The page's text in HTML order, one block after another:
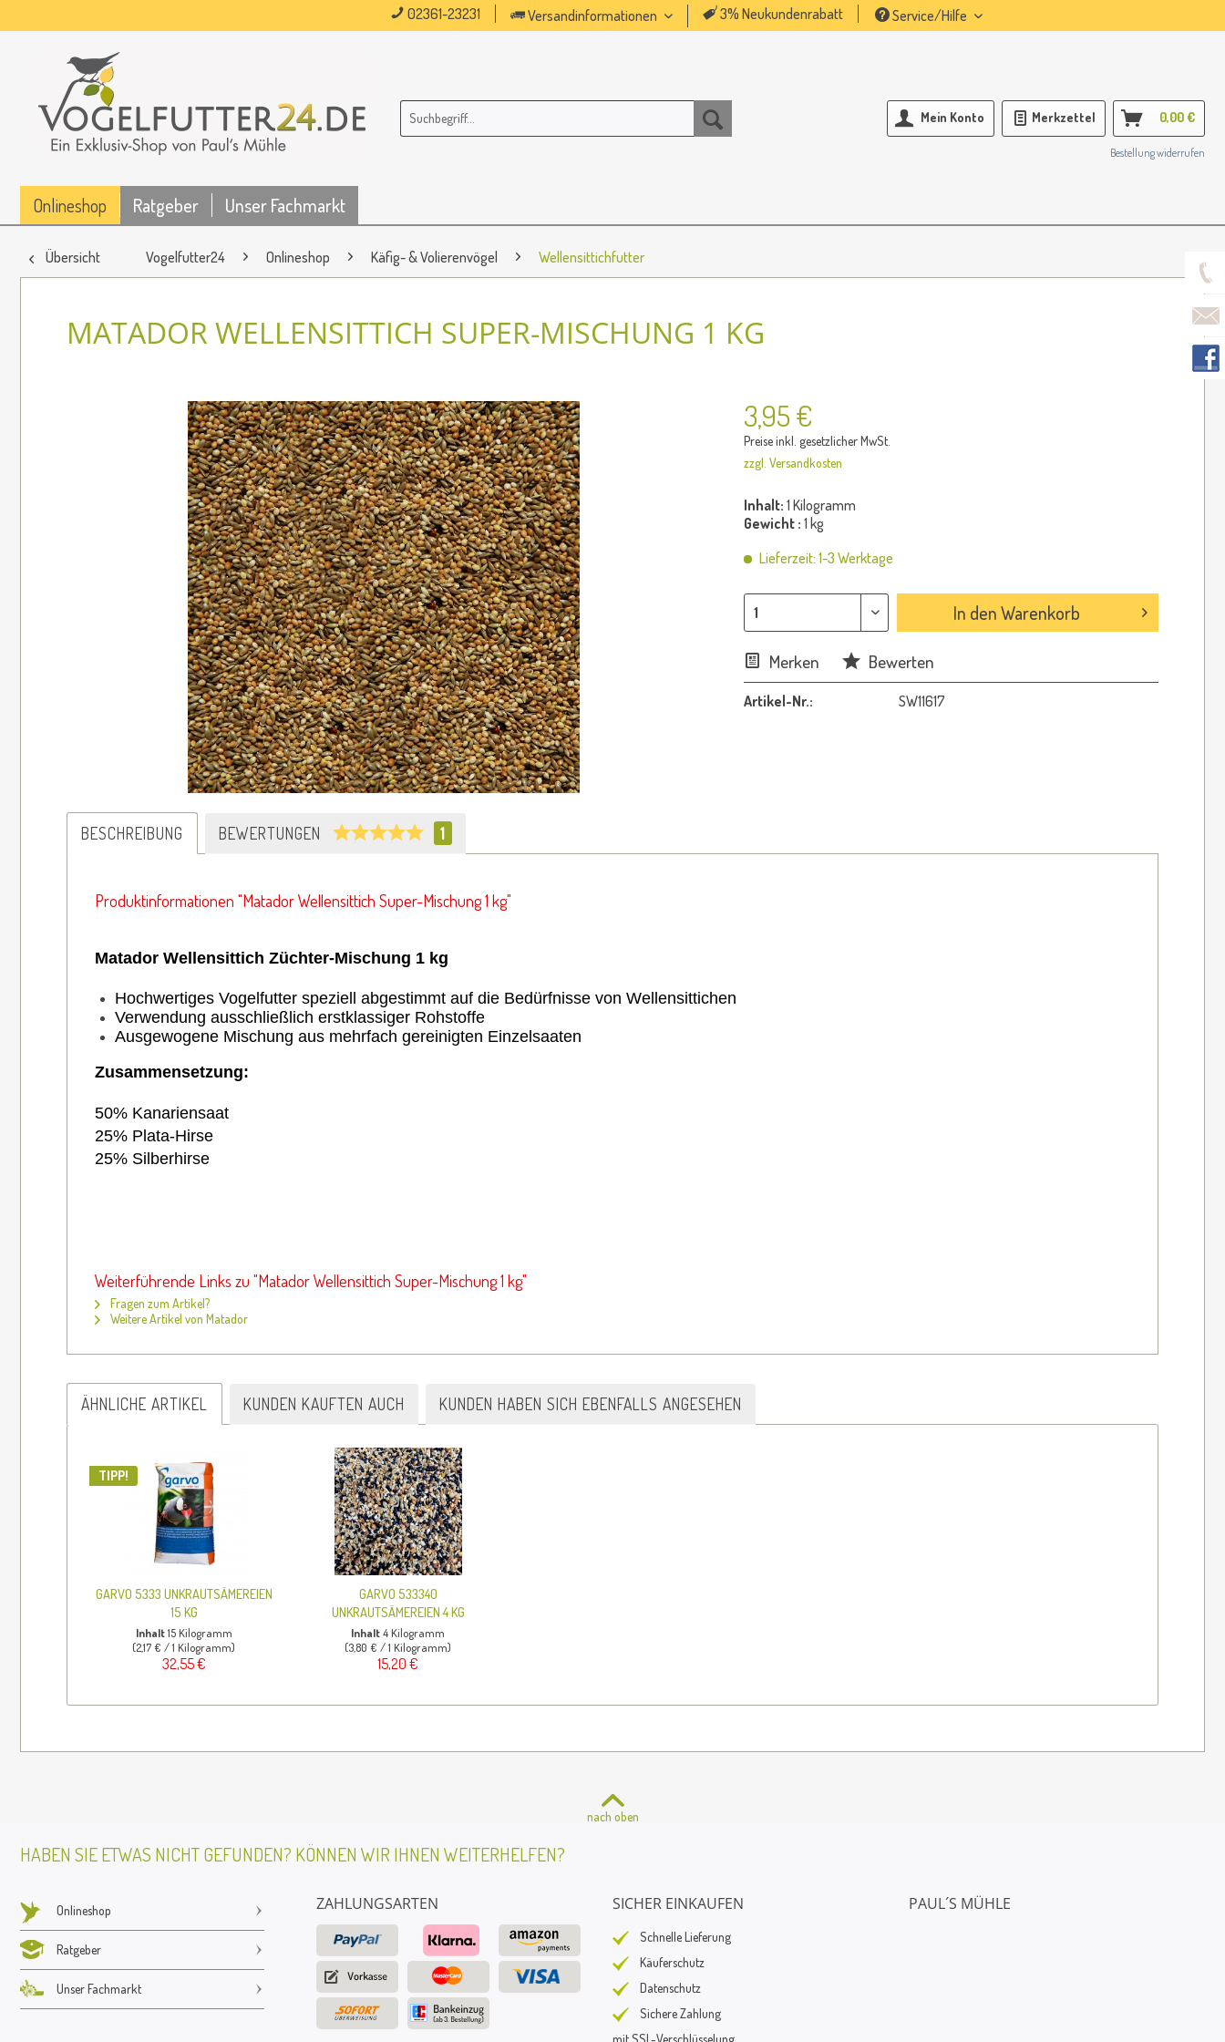
02361-23231 Versandinformationen 3% Neukundenrabatt Service/Hilfe
Mein Konto Merkzettel 0,00 €
Bestellung widerrufen
Onlineshop Ratgeber Unser Fachmarkt
Übersicht Vogelfutter24 Onlineshop Käfig- & Volierenvögel Wellensittichfutter
MATADOR WELLENSITTICH SUPER-MISCHUNG 1 KG
3,95 €
Preise inkl. gesetzlicher MwSt.
zzgl. Versandkosten
Inhalt: 1 Kilogramm
Gewicht : 1 kg
Lieferzeit: 1-3 Werktage
In denWarenkorb
Merken Bewerten
Artikel-Nr.: SW11617
BESCHREIBUNG BEWERTUNGEN 1
Produktinformationen "Matador Wellensittich Super-Mischung 1 kg"
Matador Wellensittich Züchter-Mischung 1 kg
Hochwertiges Vogelfutter speziell abgestimmt auf die Bedürfnisse von Wellensittichen
Verwendung ausschließlich erstklassiger Rohstoffe
Ausgewogene Mischung aus mehrfach gereinigten Einzelsaaten
Zusammensetzung:
50% Kanariensaat
25% Plata-Hirse
25% Silberhirse
Weiterführende Links zu "Matador Wellensittich Super-Mischung 1 kg"
Fragen zum Artikel?
Weitere Artikel von Matador
ÄHNLICHE ARTIKEL KUNDEN KAUFTEN AUCH KUNDEN HABEN SICH EBENFALLS ANGESEHEN
TIPP!
GARVO 5333 UNKRAUTSÄMEREIEN
15 KG
Inhalt15 Kilogramm
(2,17 € / 1 Kilogramm)
32,55 €
GARVO 533340
UNKRAUTSÄMEREIEN 4 KG
Inhalt4 Kilogramm
(3,80 € / 1 Kilogramm)
15,20 €
nach oben
HABEN SIE ETWAS NICHT GEFUNDEN? KÖNNEN WIR IHNEN WEITERHELFEN?
Onlineshop
Ratgeber
Unser Fachmarkt
ZAHLUNGSARTEN SICHER EINKAUFEN
Schnelle Lieferung
Käuferschutz
Datenschutz
Sichere Zahlung
mit SSL-Verschlüsselung
PAUL´S MÜHLE